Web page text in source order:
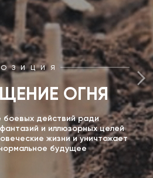
ОГНЯ
действий ради
и иллюзорных целей
жизни и уничтожает
будущее